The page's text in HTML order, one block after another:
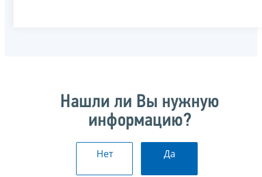
Нашли ли Вы нужную
информацию?
Нет Да